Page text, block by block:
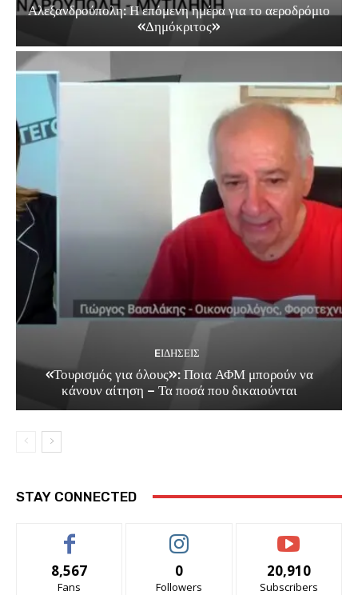
Αλεξανδρούπολη: Η επόμενη ημέρα για το αεροδρόμιο
«Δημόκριτος»
EΙΔΗΣΕΙΣ
«Τουρισμός για όλους»: Ποια ΑΦΜ μπορούν να
κάνουν αίτηση – Τα ποσά που δικαιούνται
STAY CONNECTED
8,567
Fans
0
Followers
20,910
Subscribers